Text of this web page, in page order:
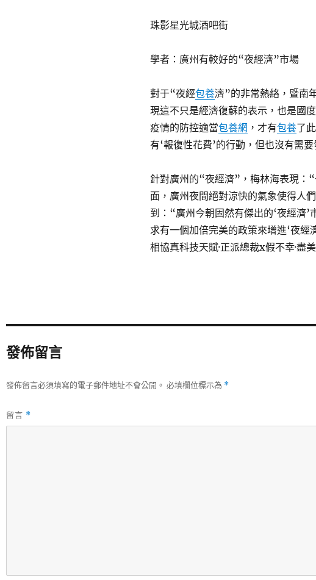
珠影星光城酒吧街
學者：廣州有較好的“夜經濟”市場
對于“夜經包養濟”的非常熱絡，暨南
現這不只是經濟復蘇的表示，也是國
疫情的防控適當包養網 ，才有包養了
有‘報復性花費’的行動，但也沒有需
針對廣州的“夜經濟”，梅林海表現：
面，廣州夜間絕對涼快的氣象使得人
到：“廣州今朝固然有傑出的‘夜經濟
求有一個加倍完美的政策來增進‘夜經
相協真科技天賦·正派總裁x假不幸·盡
發佈留言
發佈留言必須填寫的電子郵件地址不會公開。 必填欄位標示為 *
留言 *